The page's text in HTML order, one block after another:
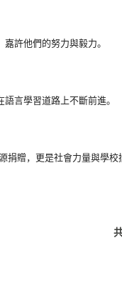
嘉許他們的努力與毅力。
言學習道路上不斷前進。
捐贈， 更是社會力量與學校